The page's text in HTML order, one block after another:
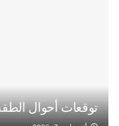
توقعات أحوال